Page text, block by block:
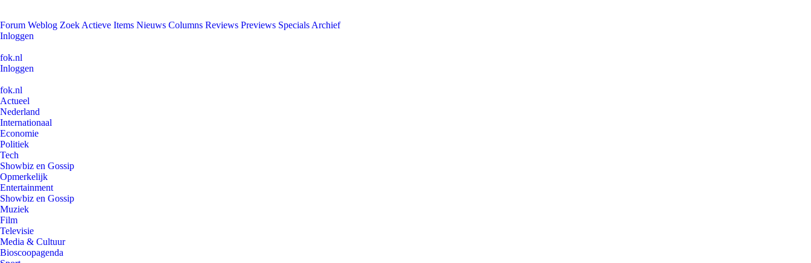
Forum Weblog Zoek Actieve Items Nieuws Columns Reviews Previews Specials Archief
Inloggen
fok.nl
Inloggen
fok.nl
Actueel
Nederland
Internationaal
Economie
Politiek
Tech
Showbiz en Gossip
Opmerkelijk
Entertainment
Showbiz en Gossip
Muziek
Film
Televisie
Media & Cultuur
Bioscoopagenda